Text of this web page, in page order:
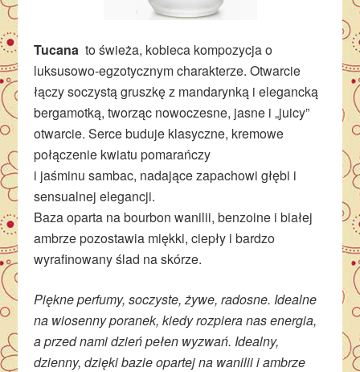
Tucana to świeża, kobieca kompozycja o
luksusowo-egzotycznym charakterze. Otwarcie
łączy soczystą gruszkę z mandarynką i elegancką
bergamotką, tworząc nowoczesne, jasne i „juicy”
otwarcie. Serce buduje klasyczne, kremowe
połączenie kwiatu pomarańczy
i jaśminu sambac, nadające zapachowi głębi i
sensualnej elegancji.
Baza oparta na bourbon wanilii, benzoine i białej
ambrze pozostawia miękki, ciepły i bardzo
wyrafinowany ślad na skórze.
Piękne perfumy, soczyste, żywe, radosne. Idealne
na wiosenny poranek, kiedy rozpiera nas energia,
a przed nami dzień pełen wyzwań. Idealny,
dzienny, dzięki bazie opartej na wanilii i ambrze